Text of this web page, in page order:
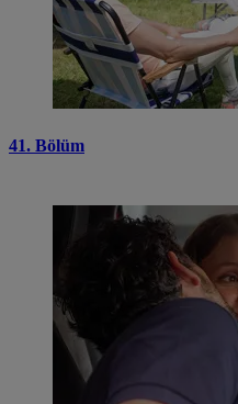
41. Bölüm